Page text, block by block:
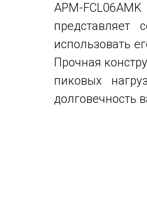
APM-
использовать
Прочная
пиковых
долговечность